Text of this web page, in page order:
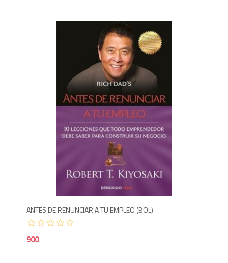
ANTES DE RENUNCIAR A TU EMPLEO (BOL)
900